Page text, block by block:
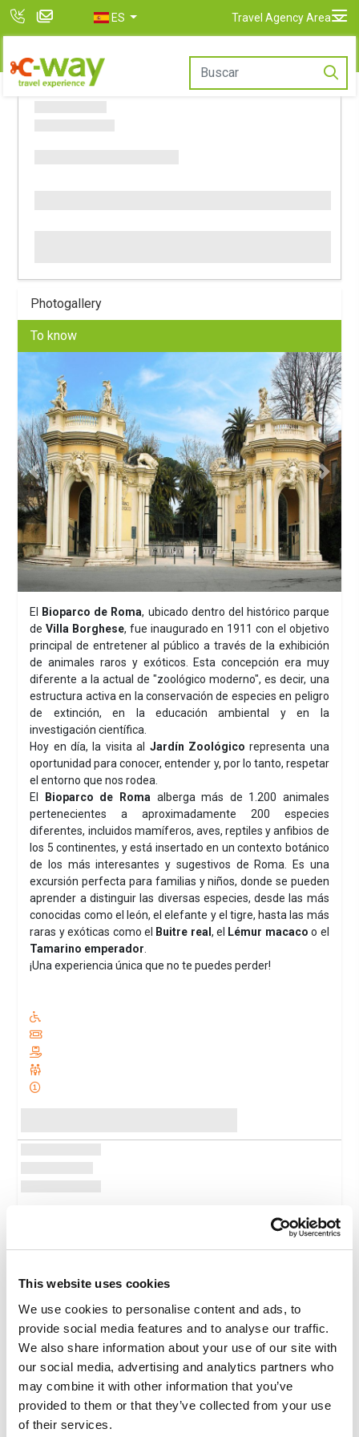
This website uses cookies
We use cookies to personalise content and ads, to
provide social media features and to analyse our traffic.
We also share information about your use of our site with
our social media, advertising and analytics partners who
may combine it with other information that you’ve
provided to them or that they’ve collected from your use
of their services.
ES Travel Agency Area
Photogallery
To know
Previous Next
El Bioparco de Roma, ubicado dentro del histórico parque
deVilla Borghese, fue inaugurado en 1911 con el objetivo
principal de entretener al público a través de la exhibición
de animales raros y exóticos. Esta concepción era muy
diferente a la actual de "zoológico moderno", es decir, una
estructura activa en la conservación de especies en peligro
de extinción, en la educación ambiental y en la
investigación científica.
Hoy en día, la visita al Jardín Zoológico representa una
oportunidad para conocer, entender y, por lo tanto, respetar
el entorno que nos rodea.
El
Bioparco de Roma alberga más de 1.200 animales
pertenecientes a aproximadamente 200 especies
diferentes, incluidos mamíferos, aves, reptiles y anfibios de
los 5 continentes, y está insertado en un contexto botánico
de los más interesantes y sugestivos de Roma. Es una
excursión perfecta para familias y niños, donde se pueden
aprender a distinguir las diversas especies, desde las más
conocidas como el león, el elefante y el tigre, hasta las más
raras y exóticas como el
Buitre real , el Lémur macaco o el
Tamarino emperador
¡Una experiencia única que no te puedes perder!
To know
Desde el 10 de noviembre 2025 - Boleto OPEN vàlido 6
meses de la fecha de emisiòn
Entrada general